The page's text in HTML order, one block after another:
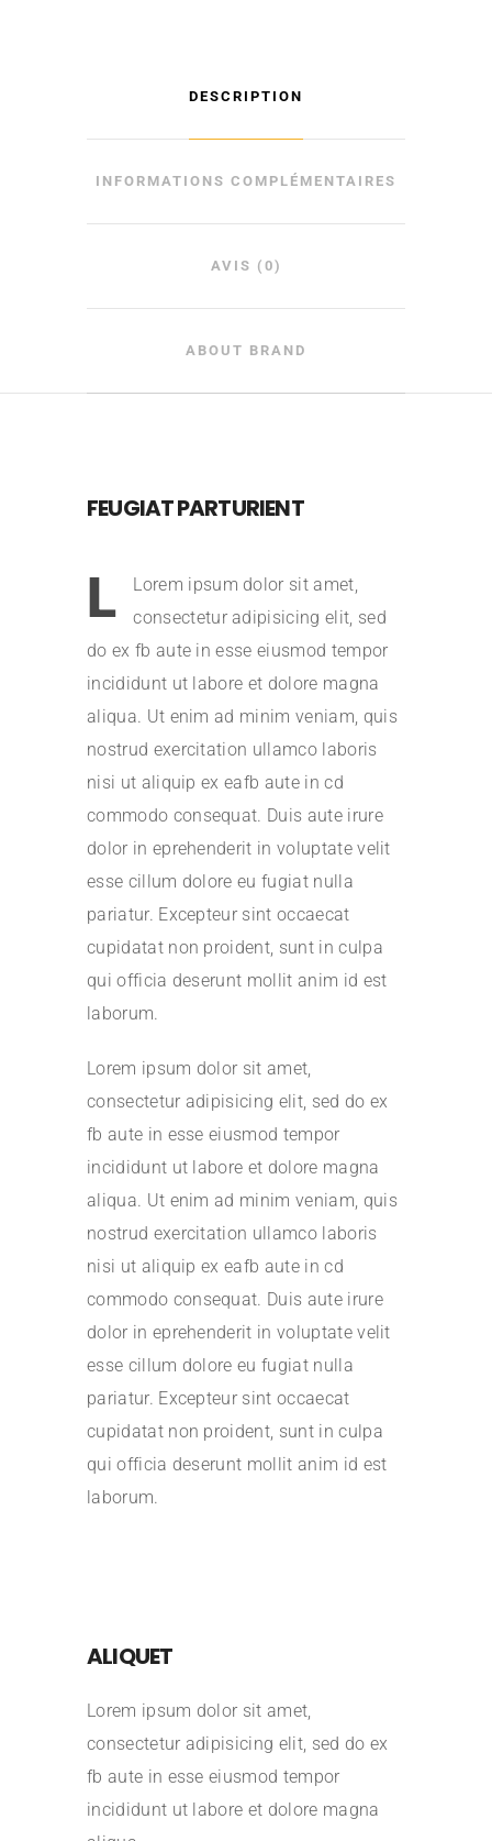
DESCRIPTION
INFORMATIONS COMPLÉMENTAIRES
AVIS (0)
ABOUT BRAND
FEUGIAT PARTURIENT
L
Lorem ipsum dolor sit amet,
consectetur adipisicing elit, sed
do ex fb aute in esse eiusmod tempor
incididunt ut labore et dolore magna
aliqua. Ut enim ad minim veniam, quis
nostrud exercitation ullamco laboris
nisi ut aliquip ex eafb aute in cd
commodo consequat. Duis aute irure
dolor in eprehenderit in voluptate velit
esse cillum dolore eu fugiat nulla
pariatur. Excepteur sint occaecat
cupidatat non proident, sunt in culpa
qui officia deserunt mollit anim id est
laborum.
Lorem ipsum dolor sit amet,
consectetur adipisicing elit, sed do ex
fb aute in esse eiusmod tempor
incididunt ut labore et dolore magna
aliqua. Ut enim ad minim veniam, quis
nostrud exercitation ullamco laboris
nisi ut aliquip ex eafb aute in cd
commodo consequat. Duis aute irure
dolor in eprehenderit in voluptate velit
esse cillum dolore eu fugiat nulla
pariatur. Excepteur sint occaecat
cupidatat non proident, sunt in culpa
qui officia deserunt mollit anim id est
laborum.
ALIQUET
Lorem ipsum dolor sit amet,
consectetur adipisicing elit, sed do ex
fb aute in esse eiusmod tempor
incididunt ut labore et dolore magna